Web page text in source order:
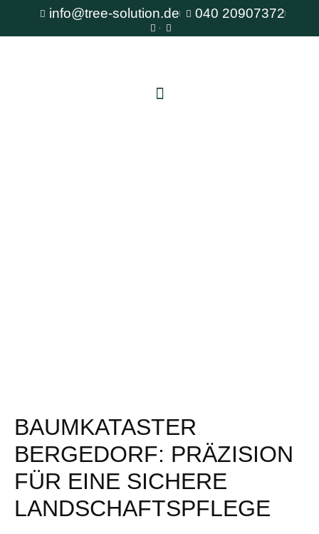
info@tree-solution.de 040 20907372
BAUMKATASTER
BERGEDORF: PRÄZISION
FÜR EINE SICHERE
LANDSCHAFTSPFLEGE